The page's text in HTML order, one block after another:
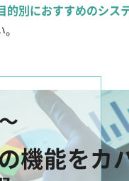
別におすすめのシス
機能をカ